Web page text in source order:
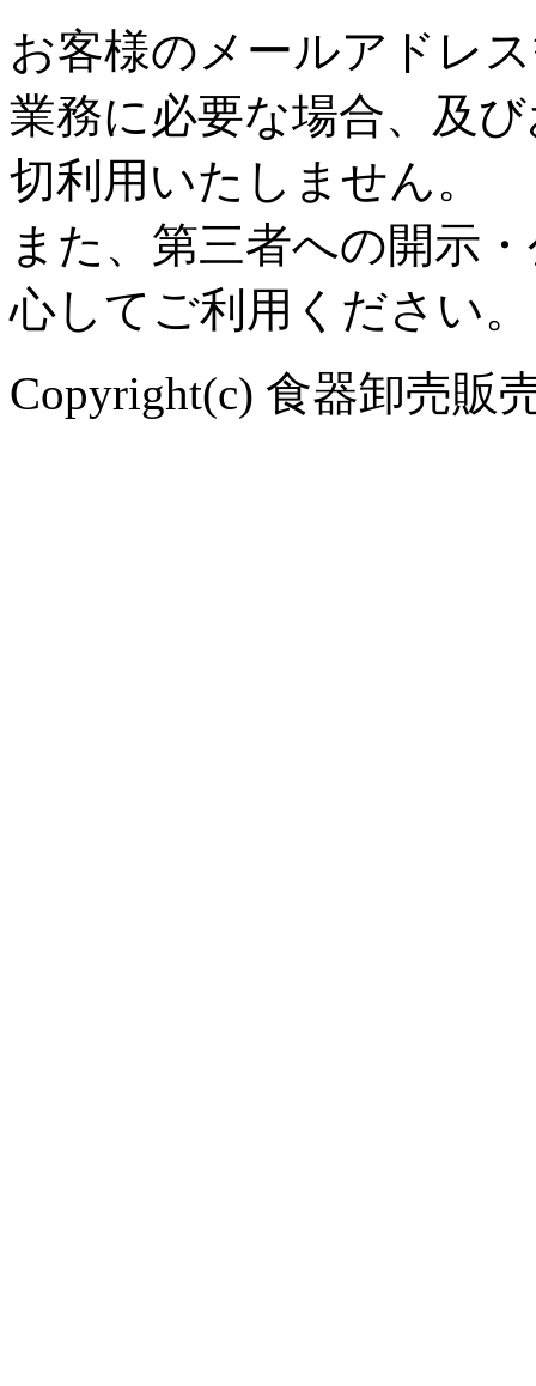
お客様のメールアドレ
業務に必要な場合、及
切利用いたしません。
また、第三者への開示
心してご利用ください。
Copyright(c) 食器卸売販